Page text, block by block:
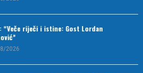
“Veče riječi i istine: Gost Lordan
2026